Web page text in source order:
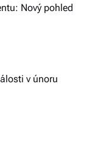
Nový pohled
v únoru